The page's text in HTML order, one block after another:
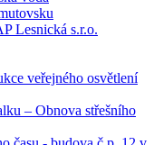
Lesnická s.r.o.
veřejného osvětlení
– Obnova střešního